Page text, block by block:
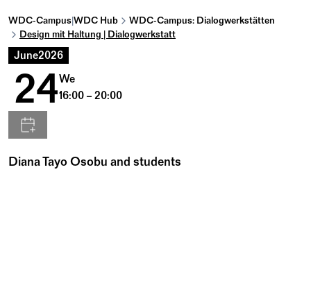
WDC-CampusWDC Hub
WDC-Campus: Dialogwerkstätten
Design mit Haltung | Dialogwerkstatt
June2026
24We
16:00 – 20:00
Diana Tayo Osobu and students